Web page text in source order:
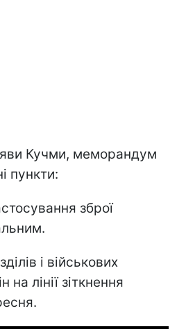
Кучми, меморандум
пункти:
зброї
і військових
лінії зіткнення